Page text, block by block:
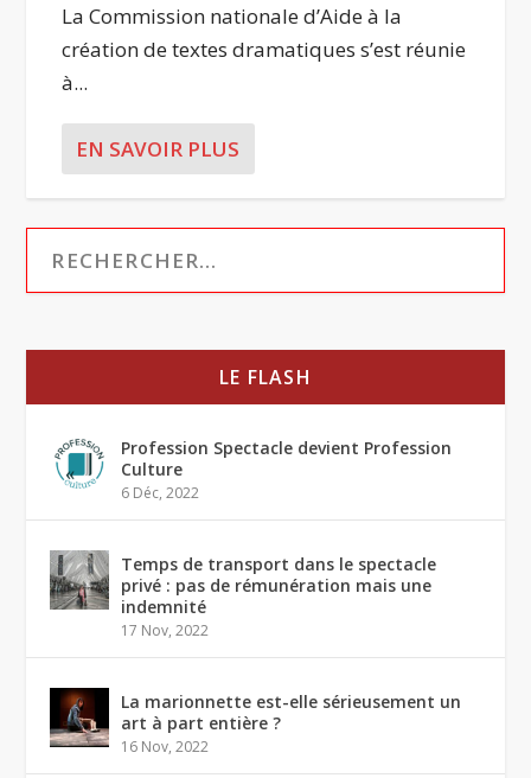
La Commission nationale d’Aide à la
création de textes dramatiques s’est réunie
à...
EN SAVOIR PLUS
LE FLASH
Profession Spectacle devient Profession
Culture
6 Déc, 2022
Temps de transport dans le spectacle
privé : pas de rémunération mais une
indemnité
17 Nov, 2022
La marionnette est-elle sérieusement un
art à part entière ?
16 Nov, 2022